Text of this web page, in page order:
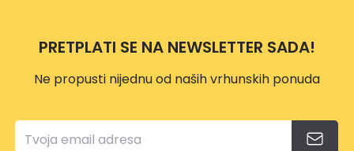
PRETPLATI SE NA NEWSLETTER SADA!
Ne propusti nijednu od naših vrhunskih ponuda